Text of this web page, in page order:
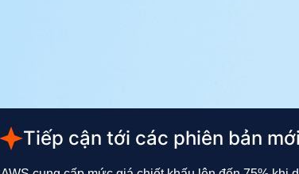
Tiếp cận tới các phiên bản